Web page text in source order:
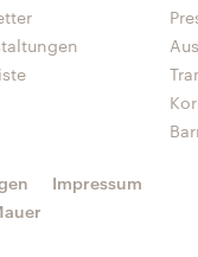
Impressum